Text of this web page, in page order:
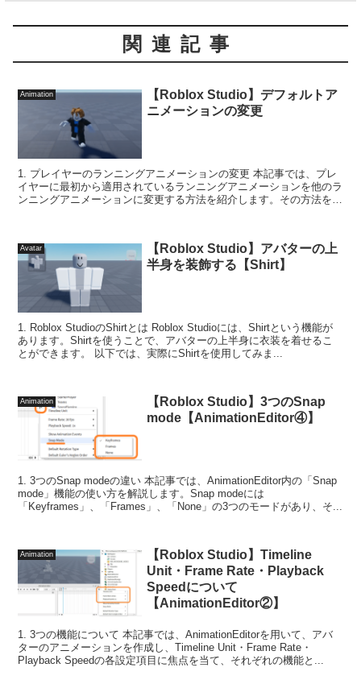
関連記事
Animation
【Roblox Studio】デフォルトア
ニメーションの変更
1. プレイヤーのランニングアニメーションの変更 本記事では、プレ
イヤーに最初から適用されているランニングアニメーションを他のラ
ンニングアニメーションに変更する方法を紹介します。その方法を学
Avatar
【Roblox Studio】アバターの上
半身を装飾する【Shirt】
1. Roblox StudioのShirtとは Roblox Studioには、Shirtという機能が
あります。Shirtを使うことで、アバターの上半身に衣装を着せるこ
とができます。 以下では、実際にShirtを使用してみま...
Animation
【Roblox Studio】3つのSnap
mode【AnimationEditor④】
1. 3つのSnap modeの違い 本記事では、AnimationEditor内の「Snap
mode」機能の使い方を解説します。Snap modeには
「Keyframes」、「Frames」、「None」の3つのモードがあり、そ...
Animation
【Roblox Studio】Timeline
Unit・Frame Rate・Playback
Speedについて
【AnimationEditor②】
1. 3つの機能について 本記事では、AnimationEditorを用いて、アバ
ターのアニメーションを作成し、Timeline Unit・Frame Rate・
Playback Speedの各設定項目に焦点を当て、それぞれの機能と...